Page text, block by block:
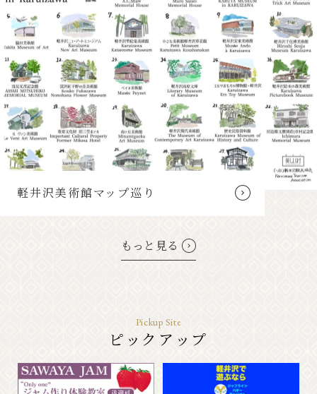
軽井沢美術館マップ巡り
もっと見る
Pickup Site
ピックアップ